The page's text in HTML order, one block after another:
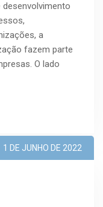
desenvolvimento
a
fazem parte
O lado
1 DE JUNHO DE 2022